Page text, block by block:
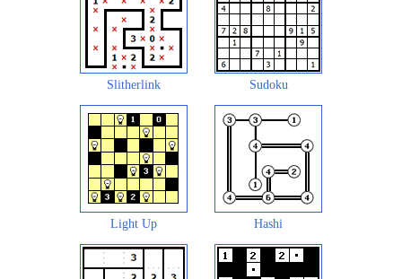
Slitherlink Sudoku
Light Up Hashi